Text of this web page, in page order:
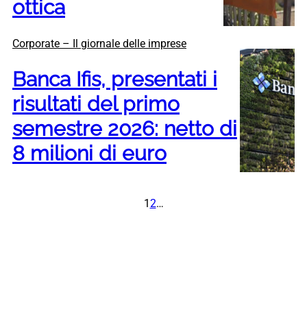
ottica
Corporate – Il giornale delle imprese
Banca Ifis, presentati i
risultati del primo
semestre 2026: netto di
8 milioni di euro
12…